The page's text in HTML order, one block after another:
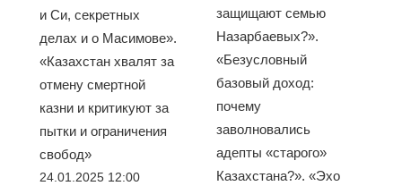
и Си, секретных
делах и о Масимове».
«Казахстан хвалят за
отмену смертной
казни и критикуют за
пытки и ограничения
свобод»
24.01.2025 12:00
защищают семью
Назарбаевых?».
«Безусловный
базовый доход:
почему
заволновались
адепты «старого»
Казахстана?». «Эхо